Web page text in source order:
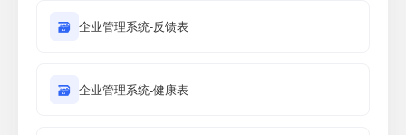
🗃 企业管理系统-反馈表
🗃 企业管理系统-健康表